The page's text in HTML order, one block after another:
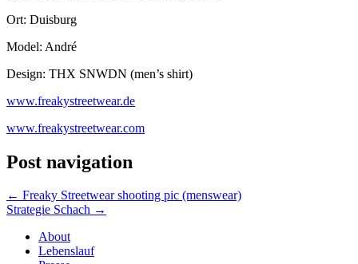
Ort: Duisburg
Model: André
Design: THX SNWDN (men’s shirt)
www.freakystreetwear.de
www.freakystreetwear.com
Post navigation
← Freaky Streetwear shooting pic (menswear)
Strategie Schach →
About
Lebenslauf